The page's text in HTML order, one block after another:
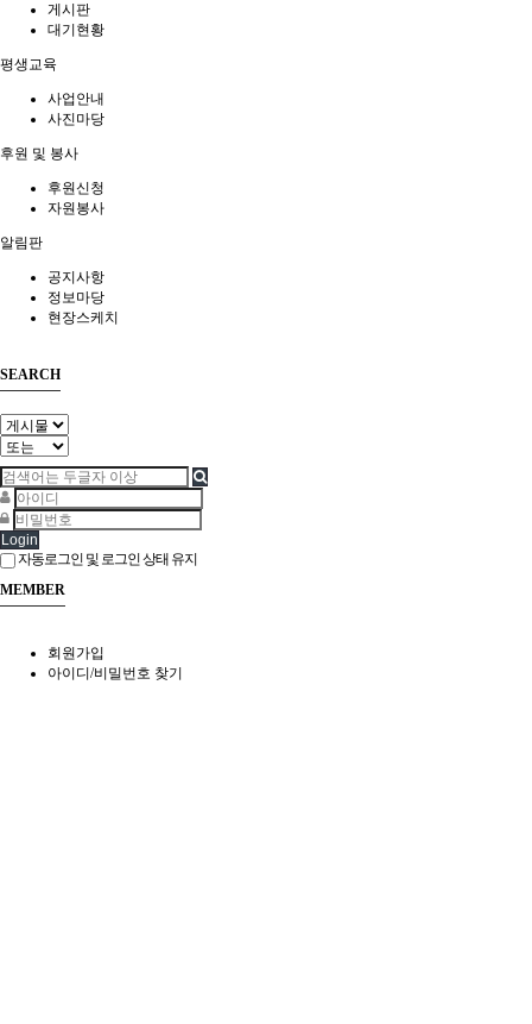
게시판
대기현황
평생교육
사업안내
사진마당
후원 및 봉사
후원신청
자원봉사
알림판
공지사항
정보마당
현장스케치
SEARCH
Login
자동로그인 및 로그인 상태 유지
MEMBER
회원가입
아이디/비밀번호 찾기